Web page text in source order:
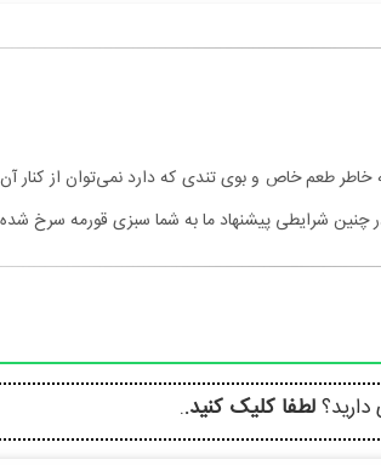
طعم خاص و بوی تندی که دارد نمی‌توان از
چنین شرایطی پیشنهاد ما به شما سبزی قورمه سرخ
لطفا کلیک کنید..